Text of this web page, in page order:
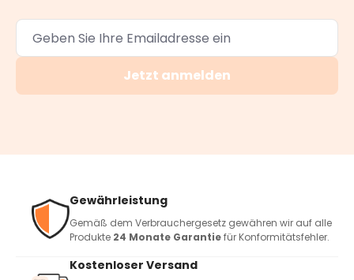
Jetzt anmelden
Gewährleistung
Gemäß dem Verbrauchergesetz gewähren wir auf alle
Produkte 24 Monate Garantiefür Konformitätsfehler.
Kostenloser Versand